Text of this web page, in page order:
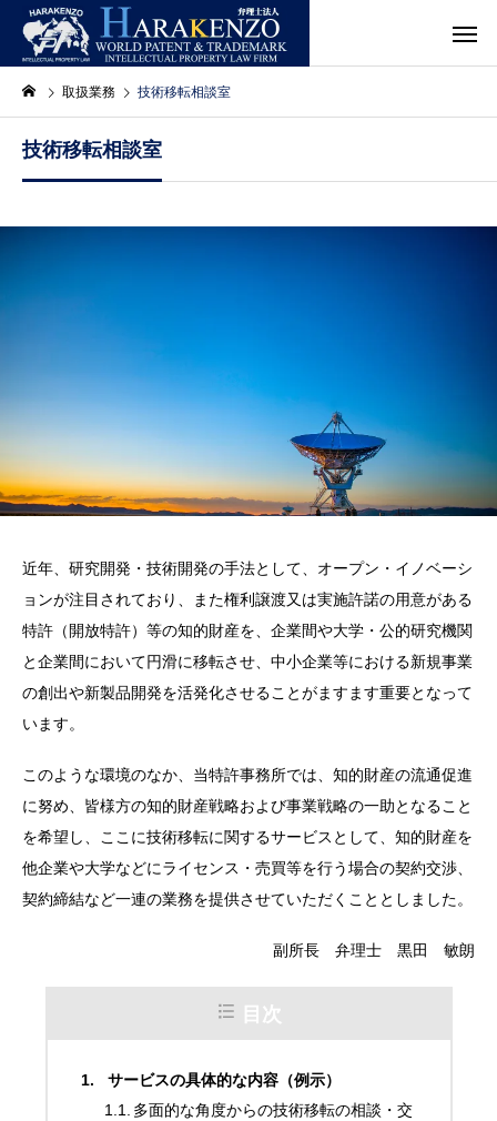
取扱業務 技術移転相談室
技術移転相談室
近年、研究開発・技術開発の手法として、オープン・イノベーシ
ョンが注目されており、また権利譲渡又は実施許諾の用意がある
特許（開放特許）等の知的財産を、企業間や大学・公的研究機関
と企業間において円滑に移転させ、中小企業等における新規事業
の創出や新製品開発を活発化させることがますます重要となって
います。
このような環境のなか、当特許事務所では、知的財産の流通促進
に努め、皆様方の知的財産戦略および事業戦略の一助となること
を希望し、ここに技術移転に関するサービスとして、知的財産を
他企業や大学などにライセンス・売買等を行う場合の契約交渉、
契約締結など一連の業務を提供させていただくこととしました。
副所長 弁理士 黒田 敏朗
目次
サービスの具体的な内容（例示）
多面的な角度からの技術移転の相談・交